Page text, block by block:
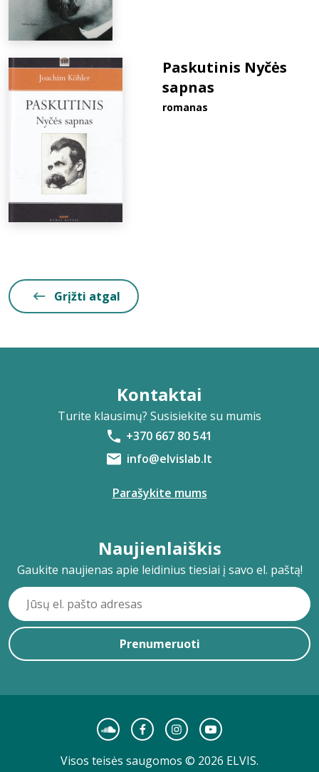
Paskutinis Nyčės
sapnas
romanas
Grįžti atgal
Kontaktai
Turite klausimų? Susisiekite su mumis
+370 667 80 541
info@elvislab.lt
Parašykite mums
Naujienlaiškis
Gaukite naujienas apie leidinius tiesiai į savo el. paštą!
Prenumeruoti
Visos teisės saugomos © 2026 ELVIS.